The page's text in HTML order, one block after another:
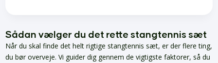
Sådan vælger du det rette stangtennis sæt
Når du skal finde det helt rigtige stangtennis sæt, er der flere ting,
du bør overveje. Vi guider dig gennem de vigtigste faktorer, så du